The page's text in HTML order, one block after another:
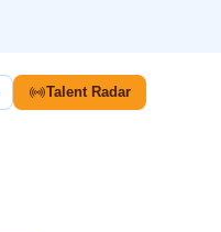
Talent Radar